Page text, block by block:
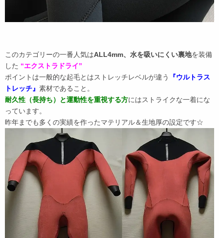
このカテゴリーの一番人気はALL4mm、水を吸いにくい裏地を装備
した “エクストラドライ”
ポイントは一般的な起毛とはストレッチレベルが違う
『ウルトラス
トレッチ』 素材であること。
耐久性（長持ち）と運動性を重視する方にはストライクな一着にな
っています。
昨年までも多くの実績を作ったマテリアル＆生地厚の設定です☆